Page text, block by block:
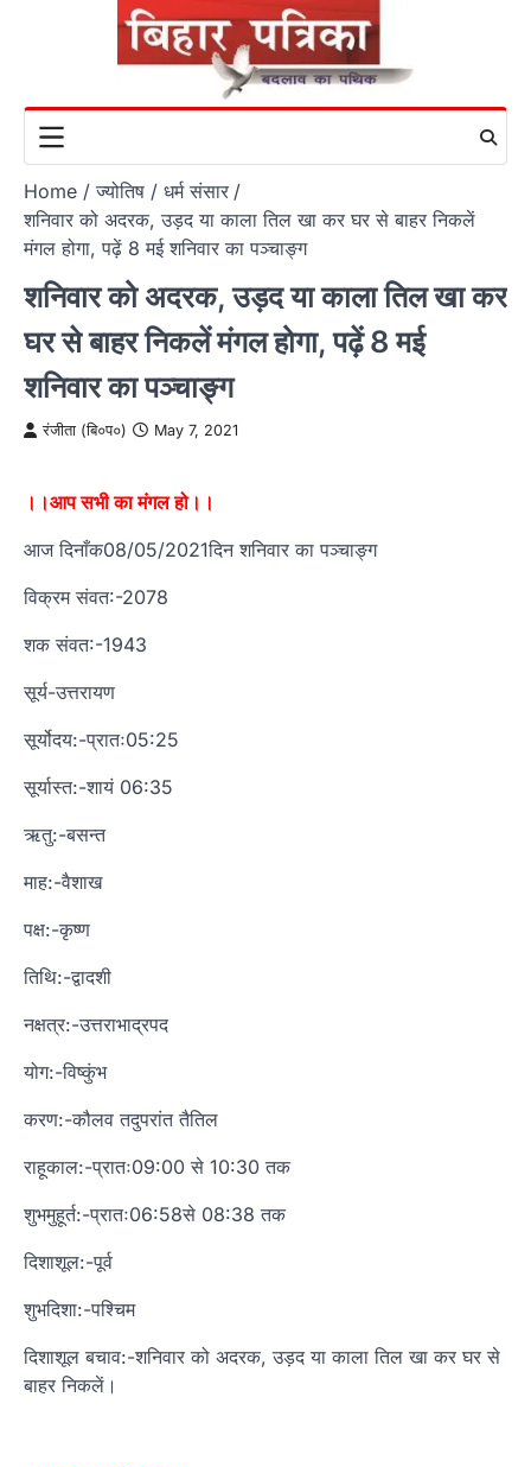
Home
ज्योतिष / धर्म संसार
शनिवार को अदरक, उड़द या काला तिल खा कर घर से बाहर निकलें
मंगल होगा, पढ़ें 8 मई शनिवार का पञ्चाङ्ग
शनिवार को अदरक, उड़द या काला तिल खा कर
घर से बाहर निकलें मंगल होगा, पढ़ें 8 मई
शनिवार का पञ्चाङ्ग
रंजीता (बि०प०) May 7, 2021
। ।आप सभी का मंगल हो।।
आज दिनाँक08/05/2021दिन शनिवार का पञ्चाङ्ग
विक्रम संवत:-2078
शक संवत:-1943
सूर्य-उत्तरायण
सूर्योदय:-प्रातः05:25
सूर्यास्त:-शायं 06:35
ऋतु:-बसन्त
माह:-वैशाख
पक्ष:-कृष्ण
तिथि:-द्वादशी
नक्षत्र:-उत्तराभाद्रपद
योग:-विष्कुंभ
करण:-कौलव तदुपरांत तैतिल
राहूकाल:-प्रातः09:00 से 10:30 तक
शुभमुहूर्त:-प्रातः06:58से 08:38 तक
दिशाशूल:-पूर्व
शुभदिशा:-पश्चिम
दिशाशूल बचाव:-शनिवार को अदरक, उड़द या काला तिल खा कर घर से
बाहर निकलें।